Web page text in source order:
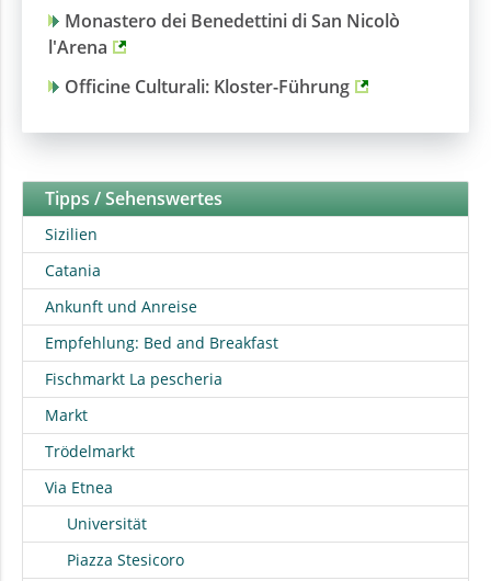
Monastero dei Benedettini di San Nicolò
l'Arena
Officine Culturali: Kloster-Führung
Tipps / Sehenswertes
Sizilien
Catania
Ankunft und Anreise
Empfehlung: Bed and Breakfast
Fischmarkt La pescheria
Markt
Trödelmarkt
Via Etnea
Universität
Piazza Stesicoro